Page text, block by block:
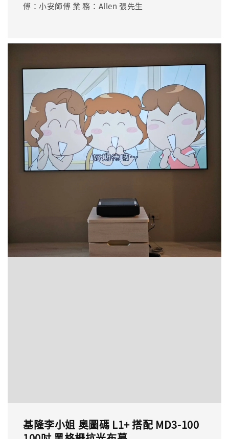
傅：小安師傅 業 務：Allen 張先生
基隆李小姐 奧圖碼 L1+ 搭配 MD3-100